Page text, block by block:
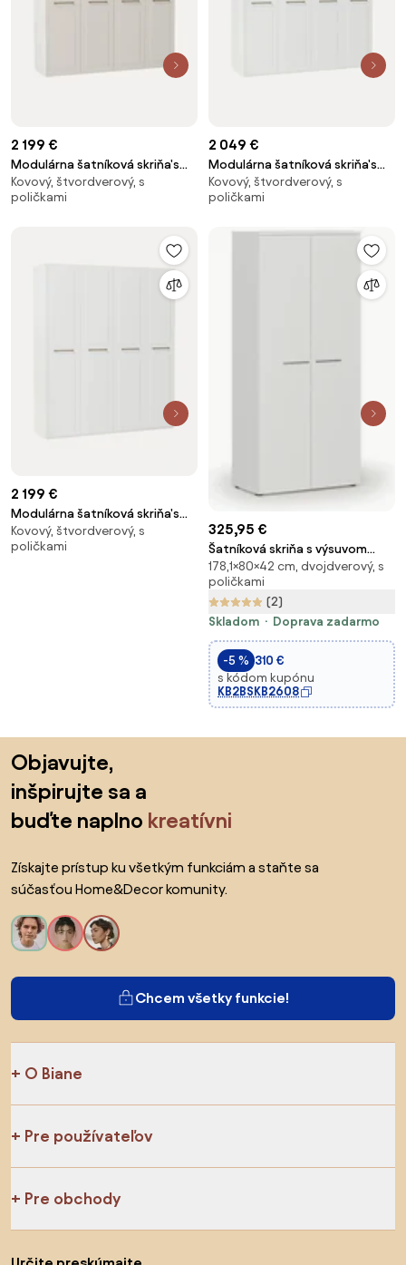
2 199 €
Modulárna šatníková skriňa's
krídlovými dverami Charlotte, Š
200 cm, rôzne veľkosti
Kovový, štvordverový, s
poličkami
2 049 €
Modulárna šatníková skriňa's
krídlovými dverami Charlotte, Š
200 cm, rôzne veľkosti
Kovový, štvordverový, s
poličkami
2 199 €
Modulárna šatníková skriňa's
krídlovými dverami Charlotte, Š
200 cm, rôzne veľkosti
Kovový, štvordverový, s
poličkami
325,95 €
Šatníková skriňa s výsuvom
PRIMO WHITE, 800 x 420 x 1781
mm, biela
178,1×80×42 cm, dvojdverový, s
poličkami
(2)
Skladom
Doprava zadarmo
-5 % 310 €
s kódom kupónu
KB2BSKB2608
Objavujte,
inšpirujte sa a
buďte naplno kreatívni
Získajte prístup ku všetkým funkciám a staňte sa
súčasťou Home&Decor komunity.
Chcem všetky funkcie!
O Biane
Pre používateľov
Pre obchody